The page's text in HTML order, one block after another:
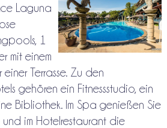
Laguna
1
mit einem
Terrasse. Zu den
gehören ein Fitnessstudio, ein
Bibliothek. Im Spa genießen Sie
im Hotelrestaurant die